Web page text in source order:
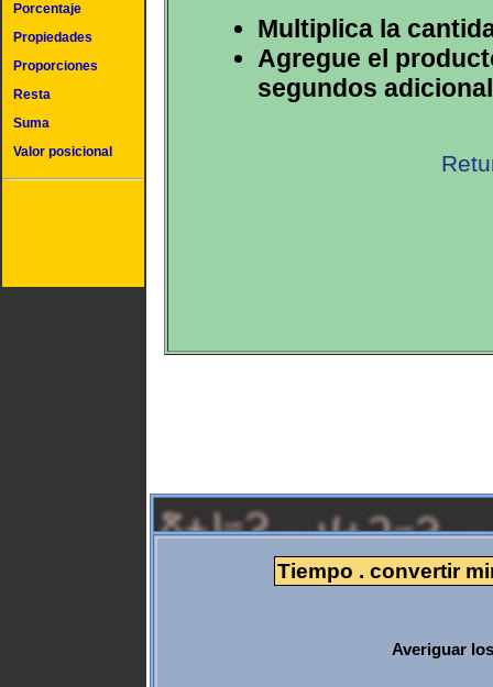
Porcentaje
Propiedades
Proporciones
Resta
Suma
Valor posicional
Multiplica la
Agregue el
segundos
Tiempo . convertir
Averiguar